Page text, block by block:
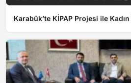
Karabük’te KİPAP Projesi ile